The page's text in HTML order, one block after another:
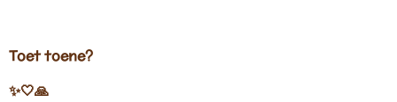
Toet toene?
✨🤍🙏